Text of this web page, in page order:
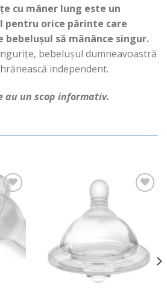
cu mâner lung este un
orice părinte care
bebelușul să mănânce singur.
bebelușul dumneavoastră
independent.
au un scop informativ.